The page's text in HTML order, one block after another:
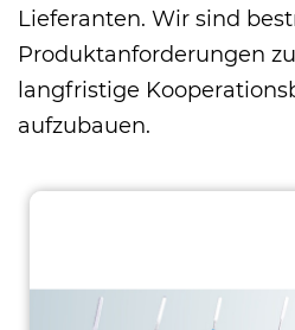
Lieferanten. Wir sind
Produktanforderungen
langfristige
aufzubauen.